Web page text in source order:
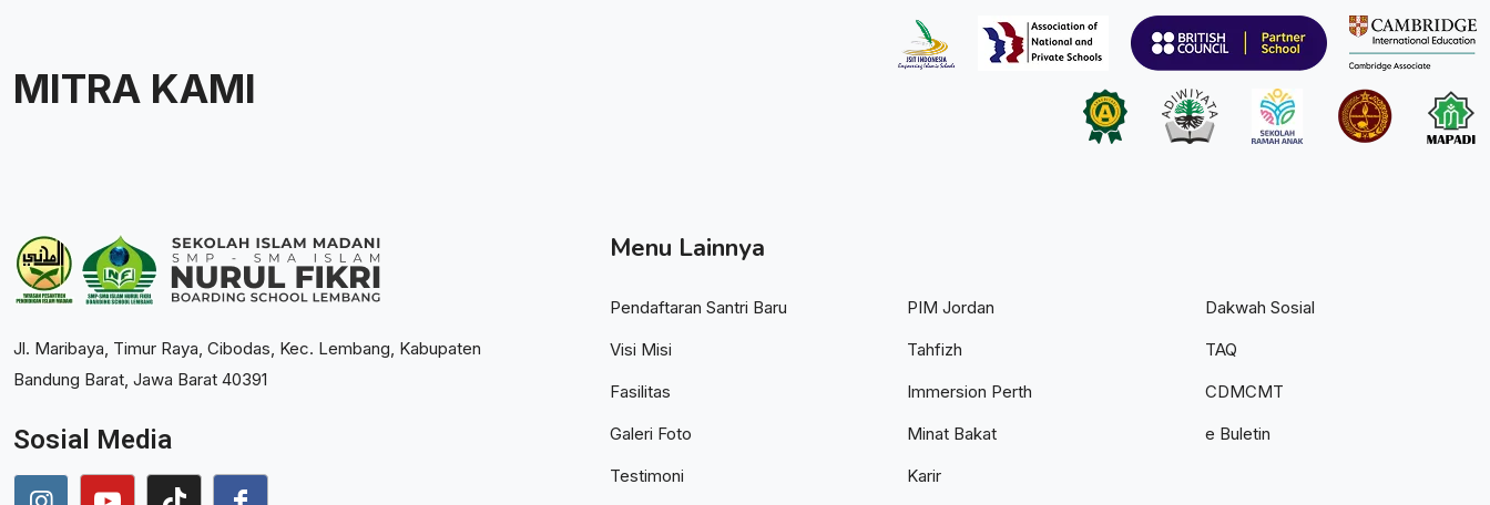
MITRA KAMI
Jl. Maribaya, Timur Raya, Cibodas, Kec. Lembang, Kabupaten
Bandung Barat, Jawa Barat 40391
Sosial Media
Menu Lainnya
Pendaftaran Santri Baru
Visi Misi
Fasilitas
Galeri Foto
Testimoni
PIM Jordan
Tahfizh
Immersion Perth
Minat Bakat
Karir
Dakwah Sosial
TAQ
CDMCMT
e Buletin